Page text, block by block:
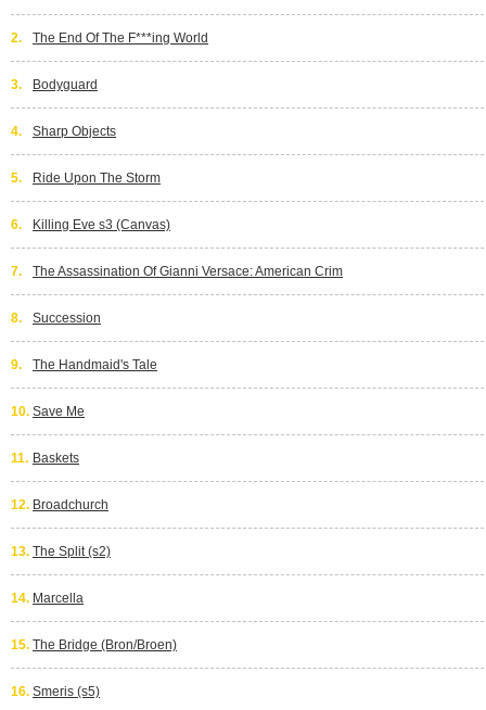
2. The End Of The F***ing World
3. Bodyguard
4. Sharp Objects
5. Ride Upon The Storm
6. Killing Eve s3 (Canvas)
7. The Assassination Of Gianni Versace: American Crim
8. Succession
9. The Handmaid's Tale
10. Save Me
11. Baskets
12. Broadchurch
13. The Split (s2)
14. Marcella
15. The Bridge (Bron/Broen)
16. Smeris (s5)